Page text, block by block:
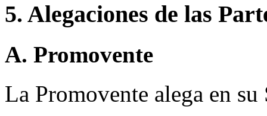
5. Alegaciones de las
A. Promovente
La Promovente alega en